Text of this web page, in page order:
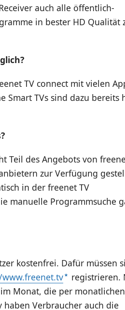
auch alle öffentlich-
in bester HD Qualität
TV connect mit vielen
Smart TVs sind dazu bereits
Teil des Angebots von
zur Verfügung
in der freenet TV
manuelle Programmsuche
kostenfrei. Dafür müssen
registrieren.
Monat, die per monatlichen
Verbraucher auch die